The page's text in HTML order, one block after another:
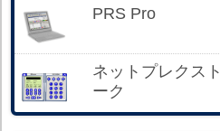
PRS Pro
ネットプレクスト
ーク